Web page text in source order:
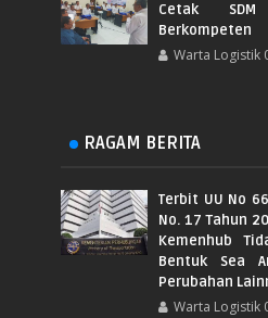
Cetak
Berkompeten
Warta Logistik
RAGAM BERITA
Terbit UU No
No. 17 Tahun
Kemenhub
Bentuk Sea
Perubahan
Warta Logistik